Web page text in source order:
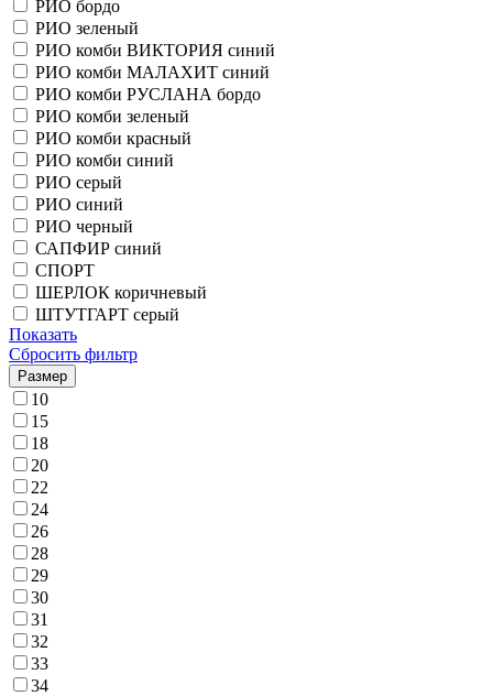
РИО бордо
РИО зеленый
РИО комби ВИКТОРИЯ синий
РИО комби МАЛАХИТ синий
РИО комби РУСЛАНА бордо
РИО комби зеленый
РИО комби красный
РИО комби синий
РИО серый
РИО синий
РИО черный
САПФИР синий
СПОРТ
ШЕРЛОК коричневый
ШТУТГАРТ серый
Показать
Сбросить фильтр
Размер
10
15
18
20
22
24
26
28
29
30
31
32
33
34